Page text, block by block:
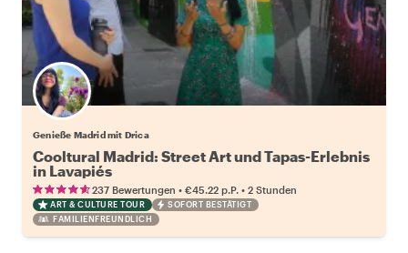
Genieße Madrid mit Drica
Cooltural Madrid: Street Art und Tapas-Erlebnis
in Lavapiés
237 Bewertungen • €45.22 p.P. • 2 Stunden
ART & CULTURE TOUR
SOFORT BESTÄTIGT
FAMILIENFREUNDLICH